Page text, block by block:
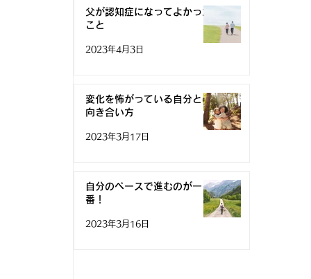
父が認知症になってよかった
こと
2023年4月3日
変化を怖がっている自分との
向き合い方
2023年3月17日
自分のペースで進むのが一
番！
2023年3月16日